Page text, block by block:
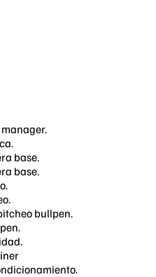
base.
base.
bullpen.